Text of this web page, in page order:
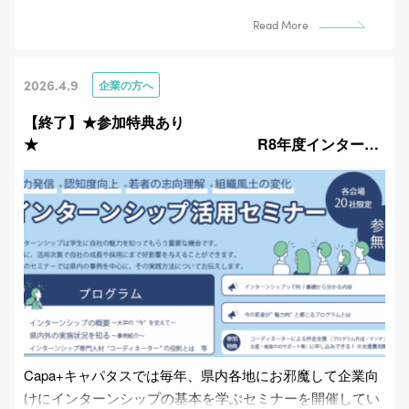
Read More
2026.4.9 企業の方へ
【終了】★参加特典あり
★ R8年度インター…
Capa+キャパタスでは毎年、県内各地にお邪魔して企業向
けにインターンシップの基本を学ぶセミナーを開催してい